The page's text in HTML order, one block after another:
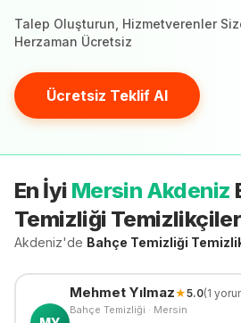
Talep Oluşturun, Hizmetverenler
Herzaman Ücretsiz
Ücretsiz Teklif Al
En İyi Mersin Akdeniz
Temizliği
Akdeniz'de Bahçe Temizliği
Mehmet Yılmaz★5.0(1
Bahçe Temizliği · Mersin